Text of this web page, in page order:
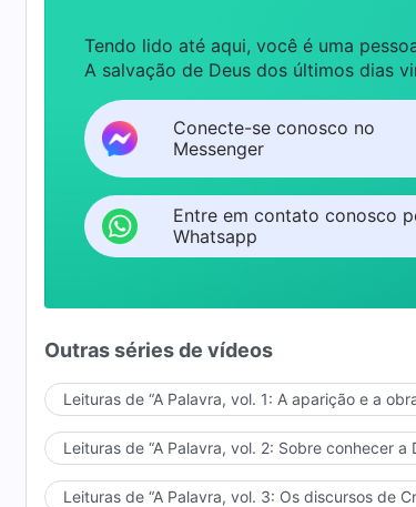
Tendo lido até aqui, você é uma
A salvação de Deus dos últimos dias
Conecte-se conosco no
Messenger
Entre em contato conosco
Whatsapp
Outras séries de vídeos
Leituras de “A Palavra, vol. 1: A aparição e a
Leituras de “A Palavra, vol. 2: Sobre conhecer a
Leituras de “A Palavra, vol. 3: Os discursos de